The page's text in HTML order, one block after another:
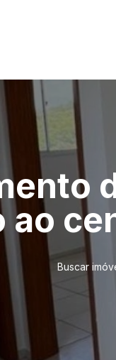
ao
Buscar